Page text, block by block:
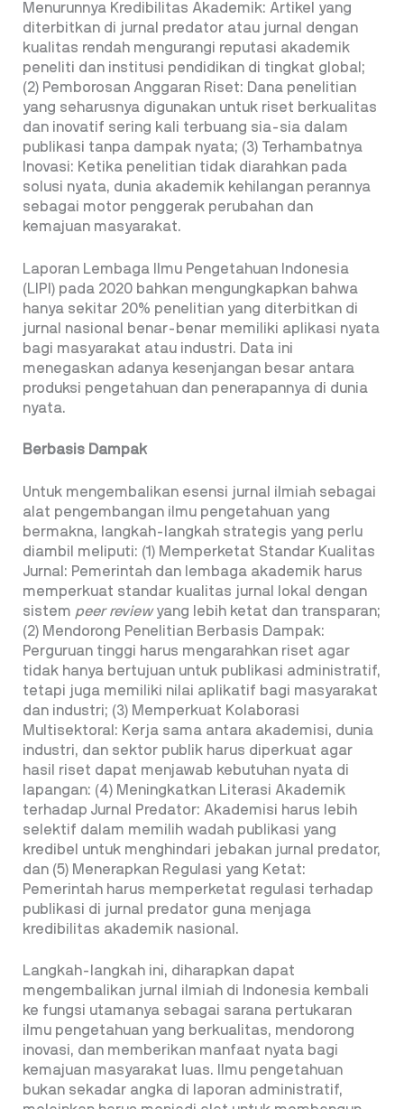
Menurunnya Kredibilitas Akademik: Artikel yang
diterbitkan di jurnal predator atau jurnal dengan
kualitas rendah mengurangi reputasi akademik
peneliti dan institusi pendidikan di tingkat global;
(2) Pemborosan Anggaran Riset: Dana penelitian
yang seharusnya digunakan untuk riset berkualitas
dan inovatif sering kali terbuang sia-sia dalam
publikasi tanpa dampak nyata; (3) Terhambatnya
Inovasi: Ketika penelitian tidak diarahkan pada
solusi nyata, dunia akademik kehilangan perannya
sebagai motor penggerak perubahan dan
kemajuan masyarakat.
Laporan Lembaga Ilmu Pengetahuan Indonesia
(LIPI) pada 2020 bahkan mengungkapkan bahwa
hanya sekitar 20% penelitian yang diterbitkan di
jurnal nasional benar-benar memiliki aplikasi nyata
bagi masyarakat atau industri. Data ini
menegaskan adanya kesenjangan besar antara
produksi pengetahuan dan penerapannya di dunia
nyata.
Berbasis Dampak
Untuk mengembalikan esensi jurnal ilmiah sebagai
alat pengembangan ilmu pengetahuan yang
bermakna, langkah-langkah strategis yang perlu
diambil meliputi: (1) Memperketat Standar Kualitas
Jurnal: Pemerintah dan lembaga akademik harus
memperkuat standar kualitas jurnal lokal dengan
sistem peer reviewyang lebih ketat dan transparan;
(2) Mendorong Penelitian Berbasis Dampak:
Perguruan tinggi harus mengarahkan riset agar
tidak hanya bertujuan untuk publikasi administratif,
tetapi juga memiliki nilai aplikatif bagi masyarakat
dan industri; (3) Memperkuat Kolaborasi
Multisektoral: Kerja sama antara akademisi, dunia
industri, dan sektor publik harus diperkuat agar
hasil riset dapat menjawab kebutuhan nyata di
lapangan: (4) Meningkatkan Literasi Akademik
terhadap Jurnal Predator: Akademisi harus lebih
selektif dalam memilih wadah publikasi yang
kredibel untuk menghindari jebakan jurnal predator,
dan (5) Menerapkan Regulasi yang Ketat:
Pemerintah harus memperketat regulasi terhadap
publikasi di jurnal predator guna menjaga
kredibilitas akademik nasional.
Langkah-langkah ini, diharapkan dapat
mengembalikan jurnal ilmiah di Indonesia kembali
ke fungsi utamanya sebagai sarana pertukaran
ilmu pengetahuan yang berkualitas, mendorong
inovasi, dan memberikan manfaat nyata bagi
kemajuan masyarakat luas. Ilmu pengetahuan
bukan sekadar angka di laporan administratif,